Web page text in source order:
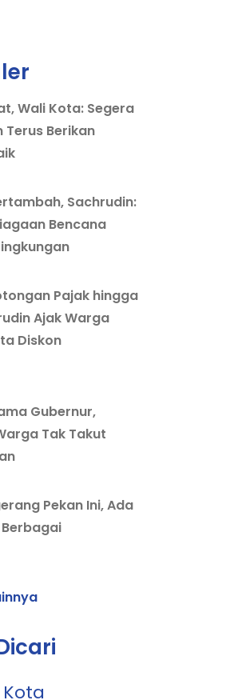
Wali Kota: Segera
Berikan
Sachrudin:
Bencana
Pajak hingga
Ajak Warga
Diskon
Gubernur,
Tak Takut
Pekan Ini, Ada